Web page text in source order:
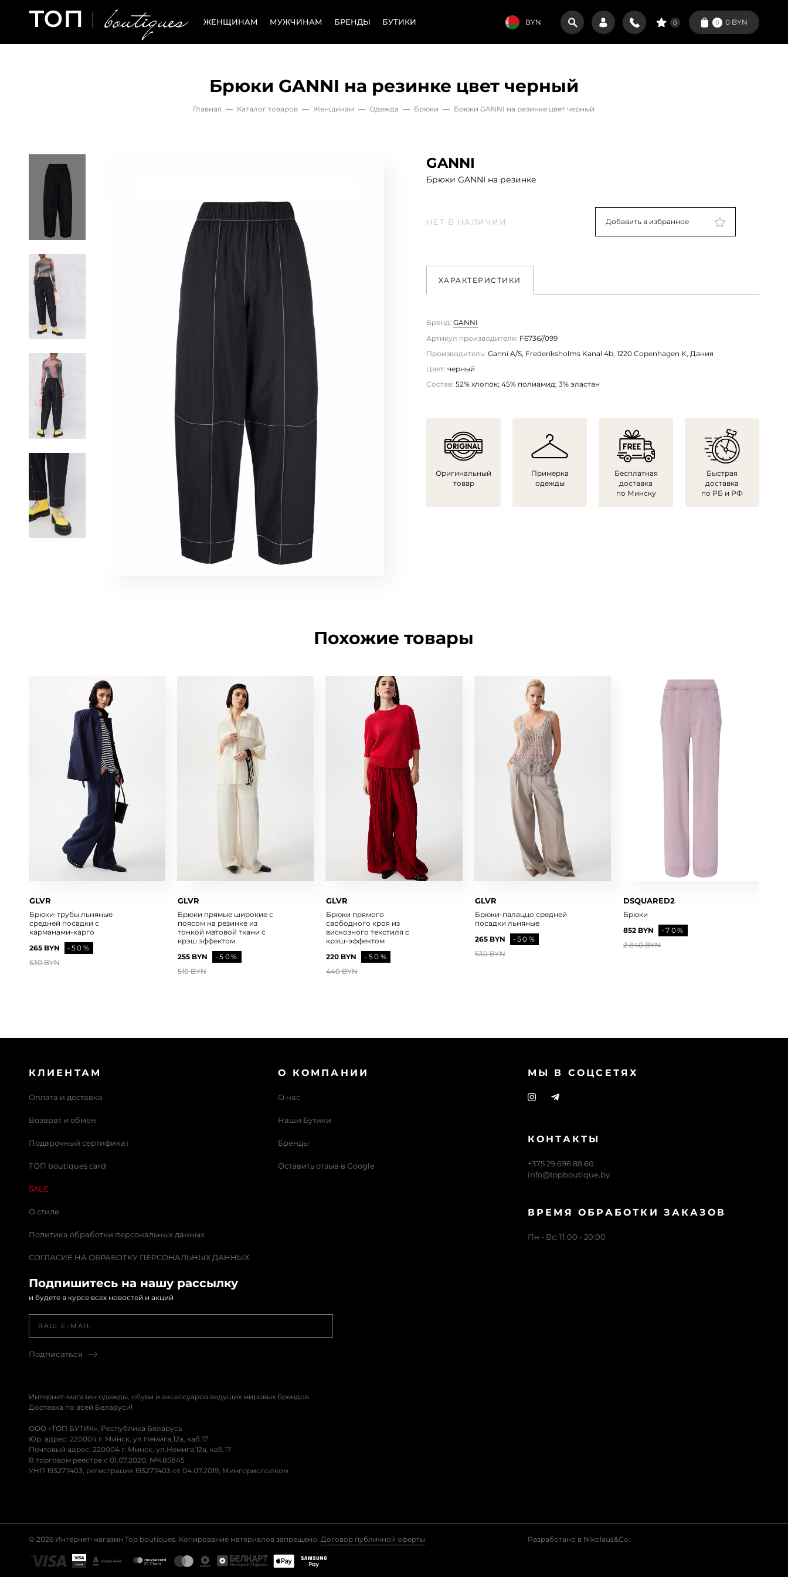
ЖЕНЩИНАМ МУЖЧИНАМ БРЕНДЫ БУТИКИ BYN 0 0 0 BYN
Брюки GANNI на резинке цвет черный
Главная — Каталог товаров — Женщинам — Одежда — Брюки — Брюки GANNI на резинке цвет черный
GANNI
Брюки GANNI на резинке
НЕТ В НАЛИЧИИ Добавить в избранное
ХАРАКТЕРИСТИКИ
Бренд: GANNI
Артикул производителя: F6736//099
Производитель: Ganni A/S, Frederiksholms Kanal 4b, 1220 Copenhagen K, Дания
Цвет: черный
Состав: 52% хлопок; 45% полиамид; 3% эластан
Оригинальный
товар
Примерка
одежды
Бесплатная
доставка
по Минску
Быстрая
доставка
по РБ и РФ
Похожие товары
GLVR
Брюки-трубы льняные
средней посадки с
карманами-карго
265 BYN
-50%
530 BYN
GLVR
Брюки прямые широкие с
поясом на резинке из
тонкой матовой ткани с
крэш эффектом
255 BYN
-50%
510 BYN
GLVR
Брюки прямого
свободного кроя из
вискозного текстиля с
крэш-эффектом
220 BYN
-50%
440 BYN
GLVR
Брюки-палаццо средней
посадки льняные
265 BYN
-50%
530 BYN
DSQUARED2
Брюки
852 BYN
-70%
2 840 BYN
КЛИЕНТАМ
Оплата и доставка
Возврат и обмен
Подарочный сертификат
ТОП boutiques card
SALE
О стиле
Политика обработки персональных данных
СОГЛАСИЕ НА ОБРАБОТКУ ПЕРСОНАЛЬНЫХ ДАННЫХ
О КОМПАНИИ
О нас
Наши Бутики
Бренды
Оставить отзыв в Google
МЫ В СОЦСЕТЯХ
КОНТАКТЫ
+375 29 696 88 60
info@topboutique.by
ВРЕМЯ ОБРАБОТКИ ЗАКАЗОВ
Пн - Вс: 11:00 - 20:00
Подпишитесь на нашу рассылку
и будете в курсе всех новостей и акций
Подписаться
Интернет-магазин одежды, обуви и аксессуаров ведущих мировых брендов.
Доставка по всей Беларуси!
ООО «ТОП БУТИК», Республика Беларусь
Юр. адрес: 220004 г. Минск, ул.Немига,12а, каб.17
Почтовый адрес: 220004 г. Минск, ул.Немига,12а, каб.17
В торговом реестре с 01.07.2020, №485845
УНП 193277403, регистрация 193277403 от 04.07.2019, Мингорисполком
© 2026 Интернет-магазин Top boutiques. Копирование материалов запрещено. Договор публичной оферты Разработано в Nikolaus&Co.